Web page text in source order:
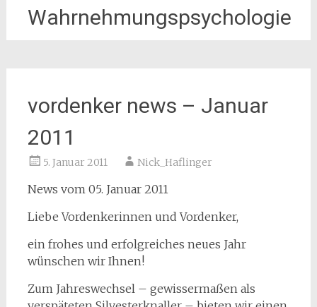
Wahrnehmungspsychologie
vordenker news – Januar
2011
5. Januar 2011 Nick_Haflinger
News vom 05. Januar 2011
Liebe Vordenkerinnen und Vordenker,
ein frohes und erfolgreiches neues Jahr
wünschen wir Ihnen!
Zum Jahreswechsel – gewissermaßen als